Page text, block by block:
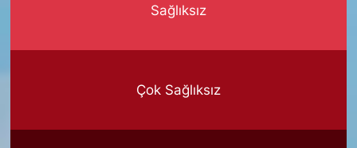
Sağlıksız
Çok Sağlıksız